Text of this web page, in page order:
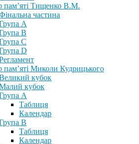
пам’яті Тищенко В.М.
частина
А
В
С
D
пам’яті Миколи Кудрицького
кубок
кубок
А
Таблиця
Календар
В
Таблиця
Календар